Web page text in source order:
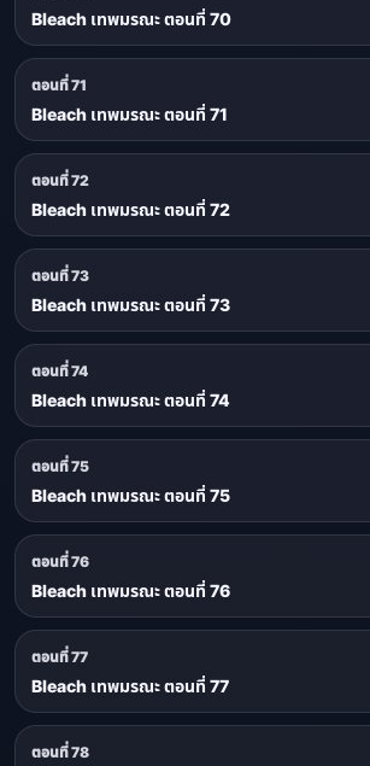
Bleach เทพมรณะ ตอนที่ 70
ตอนที่ 71
Bleach เทพมรณะ ตอนที่ 71
ตอนที่ 72
Bleach เทพมรณะ ตอนที่ 72
ตอนที่ 73
Bleach เทพมรณะ ตอนที่ 73
ตอนที่ 74
Bleach เทพมรณะ ตอนที่ 74
ตอนที่ 75
Bleach เทพมรณะ ตอนที่ 75
ตอนที่ 76
Bleach เทพมรณะ ตอนที่ 76
ตอนที่ 77
Bleach เทพมรณะ ตอนที่ 77
ตอนที่ 78